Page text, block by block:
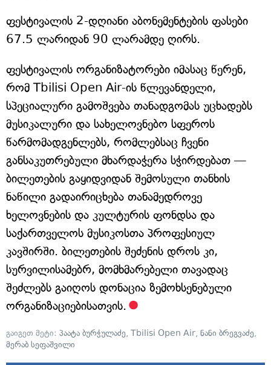
ფესტივალის 2-დღიანი აბონემენტების ფასები
67.5 ლარიდან 90 ლარამდე ღირს.
ფესტივალის ორგანიზატორები იმასაც წერენ,
რომ Tbilisi Open Air-ის წლევანდელი,
სპეციალური გამოშვება თანადგომას უცხადებს
მუსიკალური და სახელოვნებო სფეროს
წარმომადგენლებს, რომლებსაც ჩვენი
განსაკუთრებული მხარდაჭერა სჭირდებათ —
ბილეთების გაყიდვიდან შემოსული თანხის
ნაწილი გადაირიცხება თანამედროვე
ხელოვნების და კულტურის ფონდსა და
საქართველოს მუსიკოსთა პროფესიულ
კავშირში. ბილეთების შეძენის დროს კი,
სურვილისამებრ, მომხმარებელი თავადაც
შეძლებს გაიღოს დონაცია ზემოხსენებული
ორგანიზაციებისათვის.
გაიგეთ მეტი: პაატა ბურჭულაძე, Tbilisi Open Air, ნანი ბრეგვაძე,
მერაბ სეფაშვილი